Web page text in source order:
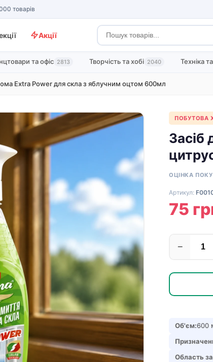
товарів
Акції
та офіс 2813 Творчість та хобі 2040 Техніка
Extra Power для скла з яблучним оцтом 600мл
ПОБУТОВА
Засіб
ОЦІНКА
Артикул:
75
−
Об'єм:600
Область